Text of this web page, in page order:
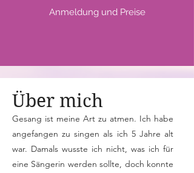
Anmeldung und Preise
Über mich
Gesang ist meine Art zu atmen. Ich habe
angefangen zu singen als ich 5 Jahre alt
war. Damals wusste ich nicht, was ich für
eine Sängerin werden sollte, doch konnte